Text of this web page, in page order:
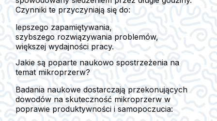
Czynniki te przyczyniają się do:
lepszego zapamiętywania,
szybszego rozwiązywania problemów,
większej wydajności pracy.
Jakie są poparte naukowo spostrzeżenia na
temat mikroprzerw?
Badania naukowe dostarczają przekonujących
dowodów na skuteczność mikroprzerw w
poprawie produktywności i samopoczucia: